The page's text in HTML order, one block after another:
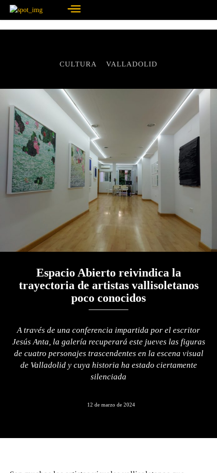
CULTURA VALLADOLID
Espacio Abierto reivindica la
trayectoria de artistas vallisoletanos
poco conocidos
A través de una conferencia impartida por el escritor
Jesús Anta, la galería recuperará este jueves las figuras
de cuatro personajes trascendentes en la escena visual
de Valladolid y cuya historia ha estado ciertamente
silenciada
12 de marzo de 2024